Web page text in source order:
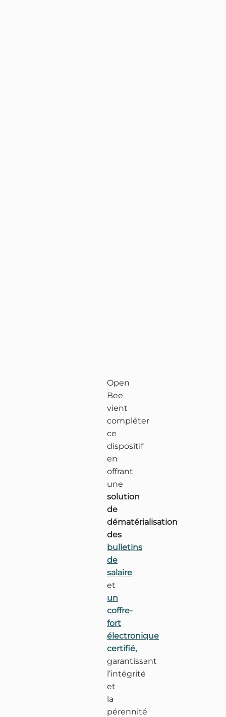
Open
Bee
vient
compléter
ce
dispositif
en
offrant
une
solution
de
dématérialisation
des
bulletins
de
salaire
et
un
coffre-
fort
électronique
certifié,
garantissant
l’intégrité
et
la
pérennité